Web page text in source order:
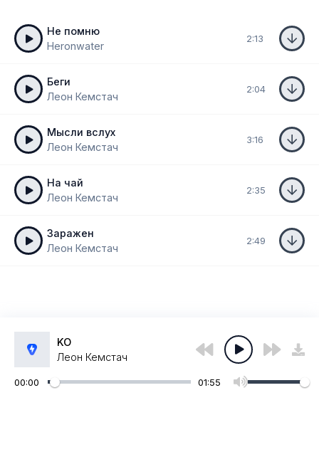
Не помню
Heronwater
2:13
Беги
Леон Кемстач
2:04
Мысли вслух
Леон Кемстач
3:16
На чай
Леон Кемстач
2:35
Заражен
Леон Кемстач
2:49
KO
Леон Кемстач
00:00 01:55